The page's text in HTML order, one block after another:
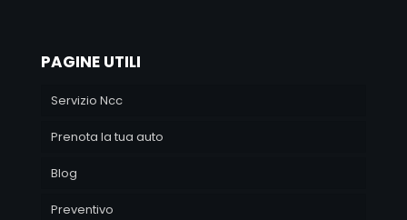
PAGINE UTILI
Servizio Ncc
Prenota la tua auto
Blog
Preventivo